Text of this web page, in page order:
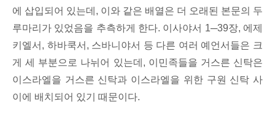
에 삽입되어 있는데, 이와 같은 배열은 더 오래된 본문의 두
루마리가 있었음을 추측하게 한다. 이사야서 1─39장, 에제
키엘서, 하바쿡서, 스바니야서 등 다른 여러 예언서들은 크
게 세 부분으로 나뉘어 있는데, 이민족들을 거스른 신탁은
이스라엘을 거스른 신탁과 이스라엘을 위한 구원 신탁 사
이에 배치되어 있기 때문이다.